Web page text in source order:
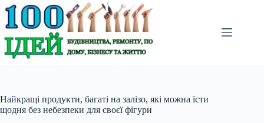
Перейти
до
вмісту
Найкращі продукти, багаті на залізо, які можна їсти
щодня без небезпеки для своєї фігури